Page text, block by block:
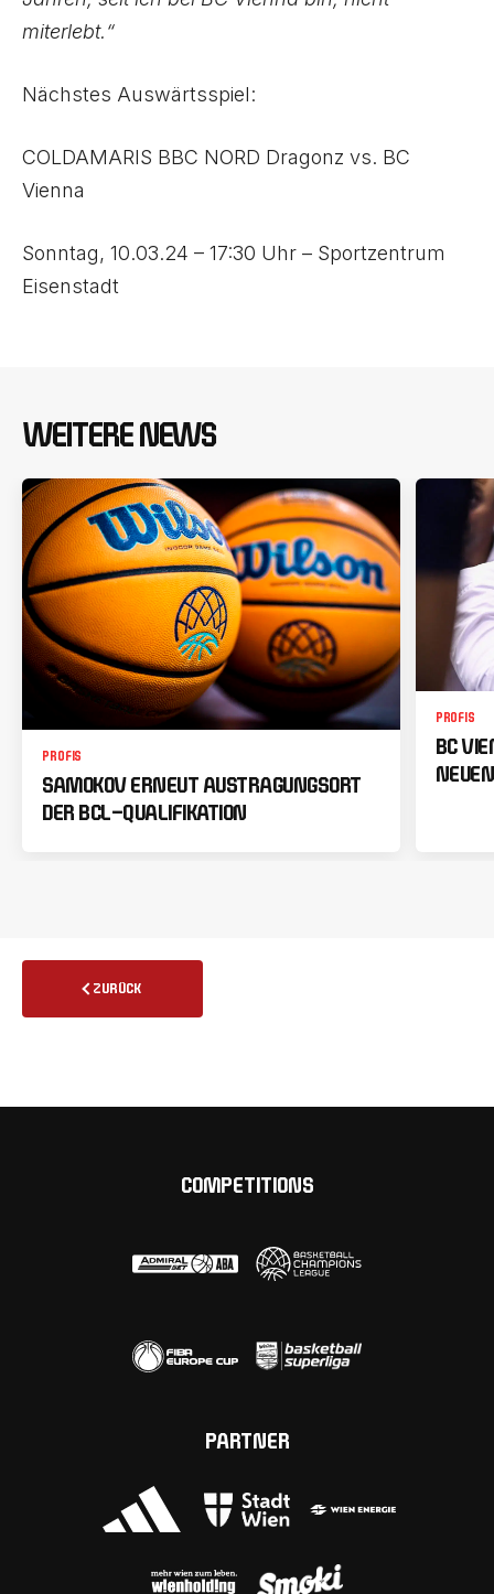
miterlebt.“
Nächstes Auswärtsspiel:
COLDAMARIS BBC NORD Dragonz vs. BC
Vienna
Sonntag, 10.03.24 – 17:30 Uhr – Sportzentrum
Eisenstadt
WEITERE NEWS
PROFIS
SAMOKOV ERNEUT AUSTRAGUNGSORT
DER BCL-QUALIFIKATION
PROFIS
BC
ZURÜCK
COMPETITIONS
PARTNER